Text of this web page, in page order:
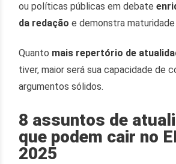
ou políticas públicas em debate
da redaçãoe demonstra
Quanto mais repertório de
tiver, maior será sua capacidade de
argumentos sólidos.
8 assuntos de
que podem cair no
2025